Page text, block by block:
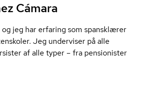
Cámara
jeg har erfaring som spansklærer
Jeg underviser på alle
af alle typer – fra pensionister